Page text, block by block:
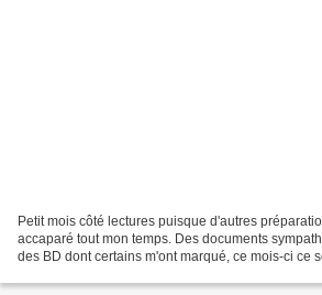
Petit mois côté lectures puisque d'autres
accaparé tout mon temps. Des documents
des BD dont certains m'ont marqué, ce mois-ci ce